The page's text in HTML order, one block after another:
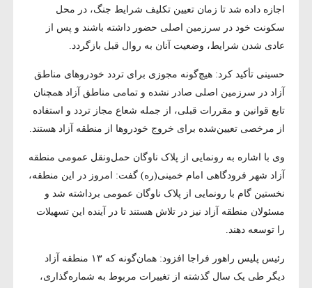
اجازه داده شد تا زمان تعیین تکلیف شرایط جنگ، در محل
سکونت خود در سرزمین اصلی حضور داشته باشند و پس از
عادی شدن شرایط، وضعیت آنان به روال قبل بازگردد.
حسینی تأکید کرد: هیچ‌گونه مجوزی برای تردد خودروهای مناطق
آزاد در سرزمین اصلی صادر نشده و تمامی مناطق آزاد همچنان
تابع قوانین و مقررات قبلی، از جمله شعاع مجاز تردد و استفاده
از مرخصی تعیین‌شده برای خروج خودروها از منطقه آزاد هستند.
وی با اشاره به رونمایی از پلاک ناوگان حمل‌ونقل عمومی منطقه
آزاد شهر فرودگاهی امام خمینی(ره) گفت: امروز در این منطقه،
نخستین گام با رونمایی از پلاک ناوگان عمومی برداشته شد و
مسئولان منطقه آزاد نیز در تلاش هستند تا در آینده این تسهیلات
را توسعه دهند.
رئیس پلیس راهور فراجا افزود: همان‌گونه که ۱۳ منطقه آزاد
دیگر طی یک سال گذشته از تغییرات مربوط به شماره‌گذاری،